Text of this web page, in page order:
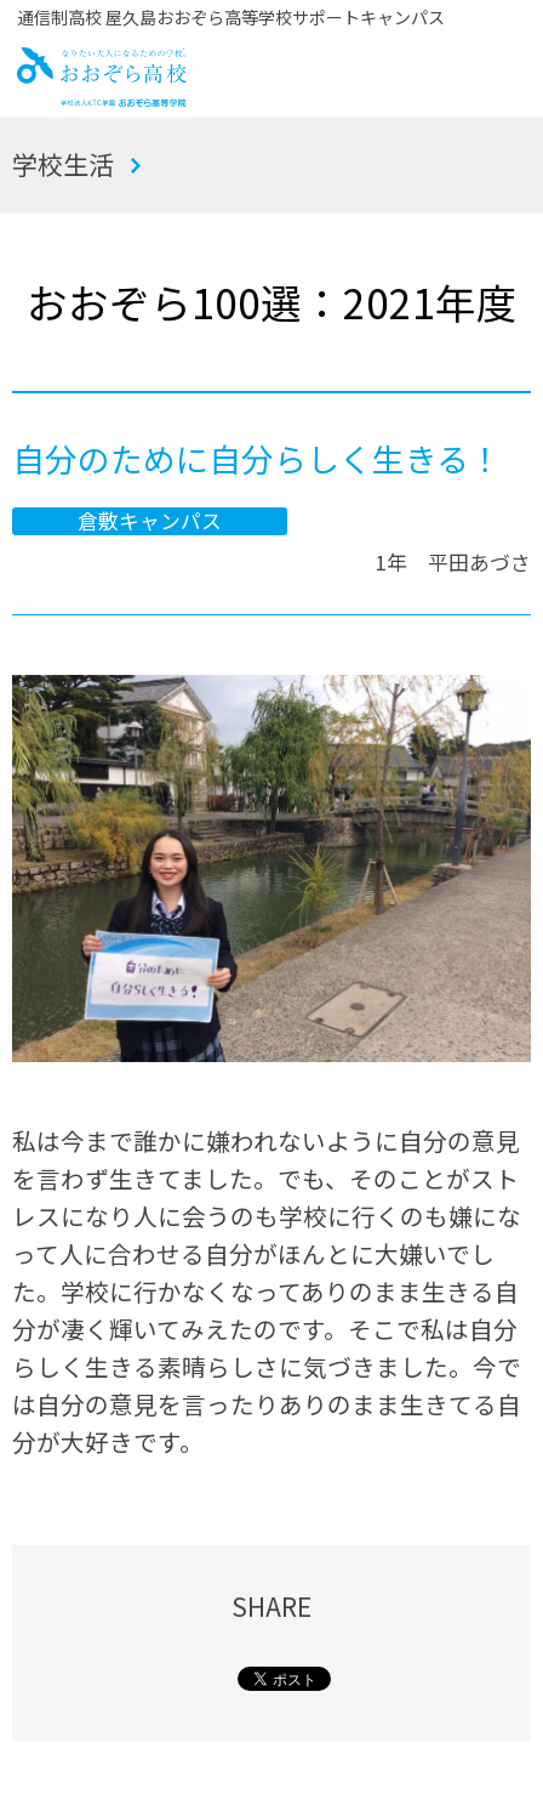
通信制高校 屋久島おおぞら高等学校サポートキャンパス
お
学校生活
おおぞら100選：2021年度
自分のために自分らしく生きる！
倉敷キャンパス
1年 平田あづさ
私は今まで誰かに嫌われないように自分の意見
を言わず生きてました。でも、そのことがスト
レスになり人に会うのも学校に行くのも嫌にな
って人に合わせる自分がほんとに大嫌いでし
た。学校に行かなくなってありのまま生きる自
分が凄く輝いてみえたのです。そこで私は自分
らしく生きる素晴らしさに気づきました。今で
は自分の意見を言ったりありのまま生きてる自
分が大好きです。
SHARE